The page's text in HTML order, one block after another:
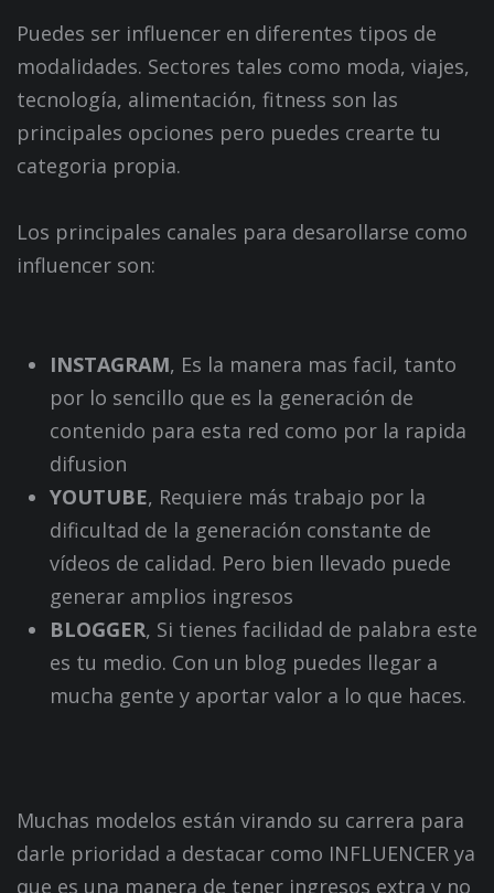
Puedes ser influencer en diferentes tipos de
modalidades. Sectores tales como moda, viajes,
tecnología, alimentación, fitness son las
principales opciones pero puedes crearte tu
categoria propia.
Los principales canales para desarollarse como
influencer son:
INSTAGRAM, Es la manera mas facil, tanto
por lo sencillo que es la generación de
contenido para esta red como por la rapida
difusion
YOUTUBE, Requiere más trabajo por la
dificultad de la generación constante de
vídeos de calidad. Pero bien llevado puede
generar amplios ingresos
BLOGGER, Si tienes facilidad de palabra este
es tu medio. Con un blog puedes llegar a
mucha gente y aportar valor a lo que haces.
Muchas modelos están virando su carrera para
darle prioridad a destacar como INFLUENCER ya
que es una manera de tener ingresos extra y no